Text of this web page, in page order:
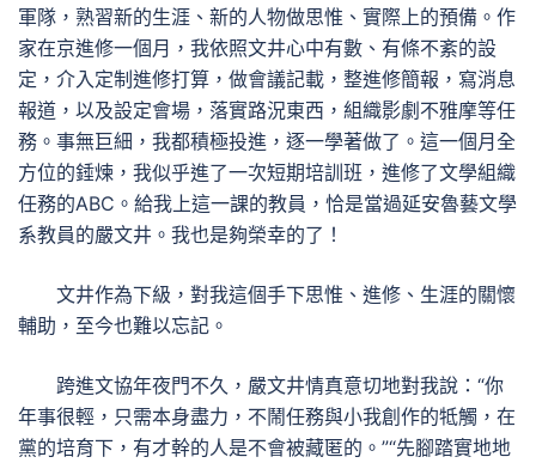
軍隊，熟習新的生涯、新的人物做思惟、實際上的預備。作
家在京進修一個月，我依照文井心中有數、有條不紊的設
定，介入定制進修打算，做會議記載，整進修簡報，寫消息
報道，以及設定會場，落實路況東西，組織影劇不雅摩等任
務。事無巨細，我都積極投進，逐一學著做了。這一個月全
方位的錘煉，我似乎進了一次短期培訓班，進修了文學組織
任務的ABC。給我上這一課的教員，恰是當過延安魯藝文學
系教員的嚴文井。我也是夠榮幸的了！
文井作為下級，對我這個手下思惟、進修、生涯的關懷
輔助，至今也難以忘記。
跨進文協年夜門不久，嚴文井情真意切地對我說：“你
年事很輕，只需本身盡力，不鬧任務與小我創作的牴觸，在
黨的培育下，有才幹的人是不會被藏匿的。”“先腳踏實地地